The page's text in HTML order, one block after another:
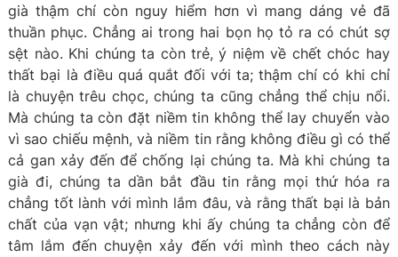
già thậm chí còn nguy hiểm hơn vì mang dáng vẻ đã
thuần phục. Chẳng ai trong hai bọn họ tỏ ra có chút sợ
sệt nào. Khi chúng ta còn trẻ, ý niệm về chết chóc hay
thất bại là điều quá quắt đối với ta; thậm chí có khi chỉ
là chuyện trêu chọc, chúng ta cũng chẳng thể chịu nổi.
Mà chúng ta còn đặt niềm tin không thể lay chuyển vào
vì sao chiếu mệnh, và niềm tin rằng không điều gì có thể
cả gan xảy đến để chống lại chúng ta. Mà khi chúng ta
già đi, chúng ta dần bắt đầu tin rằng mọi thứ hóa ra
chẳng tốt lành với mình lắm đâu, và rằng thất bại là bản
chất của vạn vật; nhưng khi ấy chúng ta chẳng còn để
tâm lắm đến chuyện xảy đến với mình theo cách này